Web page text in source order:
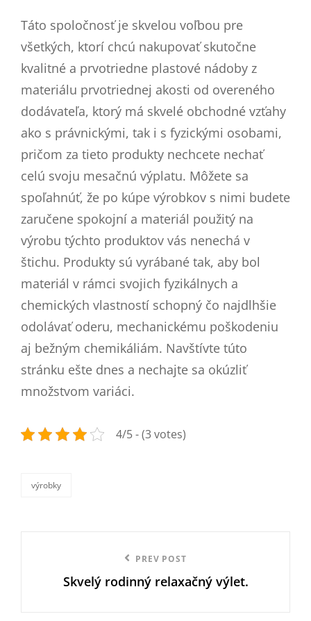
Táto spoločnosť je skvelou voľbou pre
všetkých, ktorí chcú nakupovať skutočne
kvalitné a prvotriedne plastové nádoby z
materiálu prvotriednej akosti od overeného
dodávateľa, ktorý má skvelé obchodné vzťahy
ako s právnickými, tak i s fyzickými osobami,
pričom za tieto produkty nechcete nechať
celú svoju mesačnú výplatu. Môžete sa
spoľahnúť, že po kúpe výrobkov s nimi budete
zaručene spokojní a materiál použitý na
výrobu týchto produktov vás nenechá v
štichu. Produkty sú vyrábané tak, aby bol
materiál v rámci svojich fyzikálnych a
chemických vlastností schopný čo najdlhšie
odolávať oderu, mechanickému poškodeniu
aj bežným chemikáliám. Navštívte túto
stránku ešte dnes a nechajte sa okúzliť
množstvom variáci.
4/5 - (3 votes)
categories
výrobky
Post
PREV POST
Skvelý rodinný relaxačný výlet.